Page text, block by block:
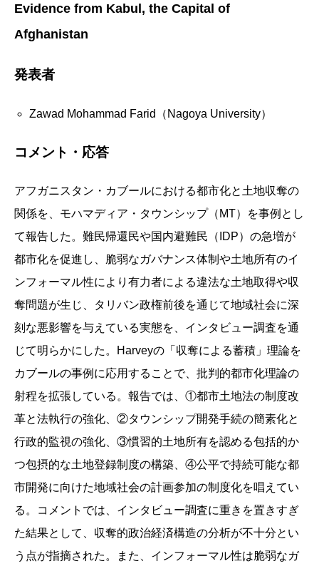
Evidence from Kabul, the Capital of
Afghanistan
発表者
Zawad Mohammad Farid（Nagoya University）
コメント・応答
アフガニスタン・カブールにおける都市化と土地収奪の
関係を、モハマディア・タウンシップ（MT）を事例とし
て報告した。難民帰還民や国内避難民（IDP）の急増が
都市化を促進し、脆弱なガバナンス体制や土地所有のイ
ンフォーマル性により有力者による違法な土地取得や収
奪問題が生じ、タリバン政権前後を通じて地域社会に深
刻な悪影響を与えている実態を、インタビュー調査を通
じて明らかにした。Harveyの「収奪による蓄積」理論を
カブールの事例に応用することで、批判的都市化理論の
射程を拡張している。報告では、①都市土地法の制度改
革と法執行の強化、②タウンシップ開発手続の簡素化と
行政的監視の強化、③慣習的土地所有を認める包括的か
つ包摂的な土地登録制度の構築、④公平で持続可能な都
市開発に向けた地域社会の計画参加の制度化を唱えてい
る。コメントでは、インタビュー調査に重きを置きすぎ
た結果として、収奪的政治経済構造の分析が不十分とい
う点が指摘された。また、インフォーマル性は脆弱なガ